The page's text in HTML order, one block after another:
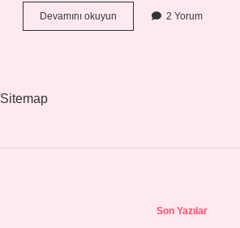
Devamını okuyun Çocukların
Istek
2 Yorum
Sitemap
Son Yazılar